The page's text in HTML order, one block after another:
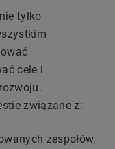
tylko
cele i
związane z:
zespołów,